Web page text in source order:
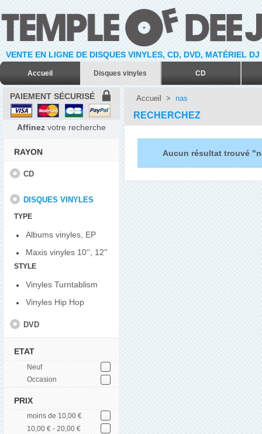
VENTE EN LIGNE DE DISQUES VINYLES, CD, DVD, MATÉRIEL
Accueil Disques vinyles CD
PAIEMENT SÉCURISÉ
Affinez votre recherche
RAYON
CD
DISQUES VINYLES
TYPE
Albums vinyles, EP
Maxis vinyles 10'', 12''
STYLE
Vinyles Turntablism
Vinyles Hip Hop
DVD
ETAT
Neuf
Occasion
PRIX
moins de 10,00 €
10,00 € - 20,00 €
Accueil > nas
RECHERCHEZ
Aucun résultat trouvé